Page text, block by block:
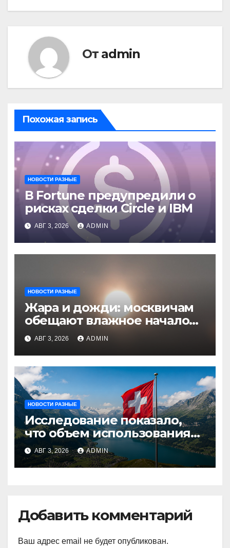
От admin
Похожая запись
НОВОСТИ РАЗНЫЕ
В Fortune предупредили о
рисках сделки Circle и IBM
АВГ 3, 2026 ADMIN
НОВОСТИ РАЗНЫЕ
Жара и дожди: москвичам
обещают влажное начало
августа
АВГ 3, 2026 ADMIN
НОВОСТИ РАЗНЫЕ
Исследование показало,
что объем использования
криптовалют в Швейцарии
в два раза превышает
аналогичный показатель в
АВГ 3, 2026 ADMIN
Добавить комментарий
Ваш адрес email не будет опубликован.